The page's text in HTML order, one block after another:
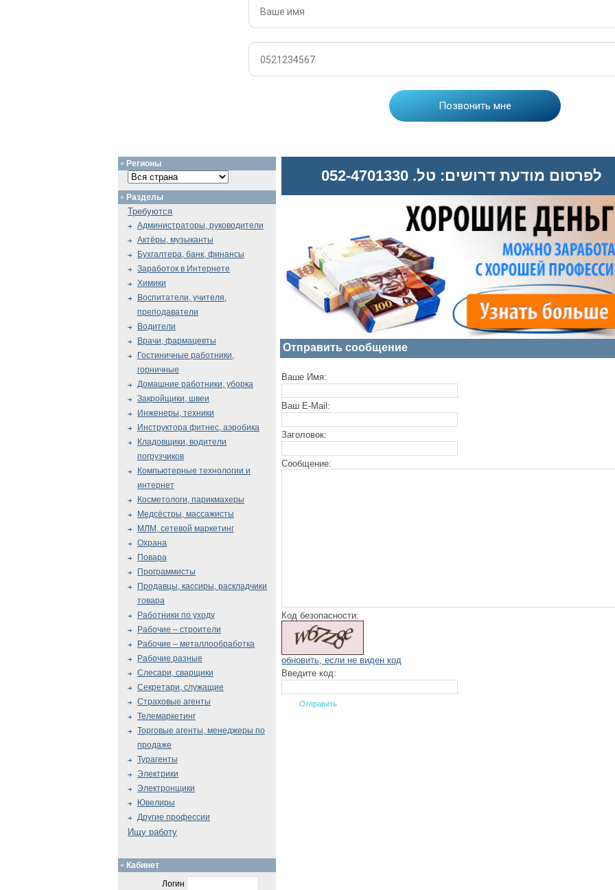
לפרסום מודעת דרושים: טל. 052-4701330
Отправить сообщение
Ваше Имя:
Ваш E-Mail:
Заголовок:
Сообщение:
Код безопасности:
обновить, если не виден код
Введите код:
Регионы
Разделы
Требуются
Администраторы, руководители
Актёры, музыканты
Бухгалтера, банк, финансы
Заработок в Интернете
Химики
Воспитатели, учителя,
преподаватели
Водители
Врачи, фармацевты
Гостиничные работники,
горничные
Домашние работники, уборка
Закройщики, швеи
Инженеры, техники
Инструктора фитнес, аэробика
Кладовщики, водители
погрузчиков
Компьютерные технологии и
интернет
Косметологи, парикмахеры
Медсёстры, массажисты
МЛМ, сетевой маркетинг
Охрана
Повара
Программисты
Продавцы, кассиры, раскладчики
товара
Работники по уходу
Рабочие – строители
Рабочие – металлообработка
Рабочие разные
Слесари, сварщики
Секретари, служащие
Страховые агенты
Телемаркетинг
Торговые агенты, менеджеры по
продаже
Турагенты
Электрики
Электронщики
Ювелиры
Другие профессии
Ищу работу
Кабинет
Логин